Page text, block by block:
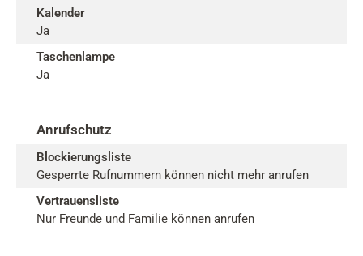
Kalender
Ja
Taschenlampe
Ja
Anrufschutz
Blockierungsliste
Gesperrte Rufnummern können nicht mehr anrufen
Vertrauensliste
Nur Freunde und Familie können anrufen